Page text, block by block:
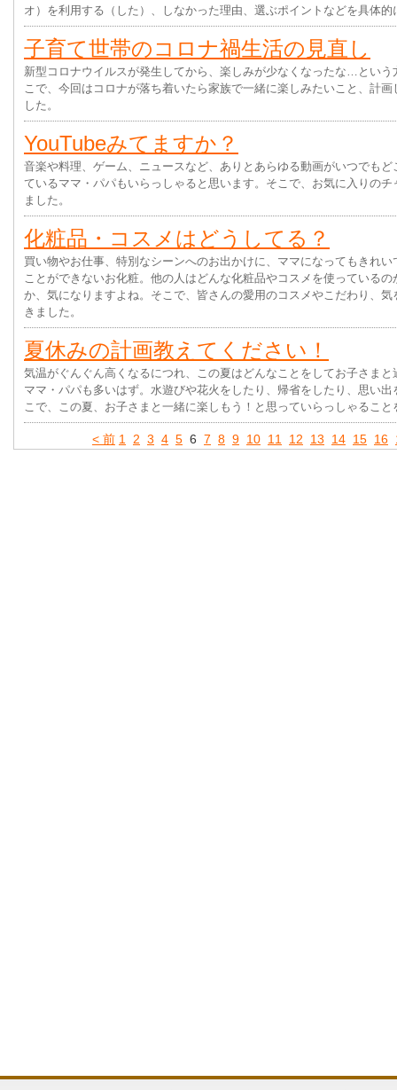
オ）を利用する（した）、しなかった理由、選ぶポイントなどを具体
子育て世帯のコロナ禍生活の見直し
新型コロナウイルスが発生してから、楽しみが少なくなったな…とい
こで、今回はコロナが落ち着いたら家族で一緒に楽しみたいこと、計
した。
YouTubeみてますか？
音楽や料理、ゲーム、ニュースなど、ありとあらゆる動画がいつでも
ているママ・パパもいらっしゃると思います。そこで、お気に入りの
ました。
化粧品・コスメはどうしてる？
買い物やお仕事、特別なシーンへのお出かけに、ママになってもきれ
ことができないお化粧。他の人はどんな化粧品やコスメを使っている
か、気になりますよね。そこで、皆さんの愛用のコスメやこだわり、
きました。
夏休みの計画教えてください！
気温がぐんぐん高くなるにつれ、この夏はどんなことをしてお子さま
ママ・パパも多いはず。水遊びや花火をしたり、帰省をしたり、思い
こで、この夏、お子さまと一緒に楽しもう！と思っていらっしゃるこ
< 前 1 2 3 4 5 6 7 8 9 10 11 12 13 14 15 16